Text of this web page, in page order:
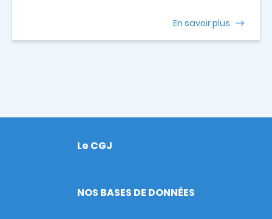
En savoir plus
Footer
Le CGJ
NOS BASES DE DONNÉES